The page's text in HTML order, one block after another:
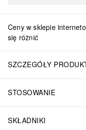
Ceny w sklepie
się różnić
SZCZEGÓŁY
STOSOWANIE
SKŁADNIKI